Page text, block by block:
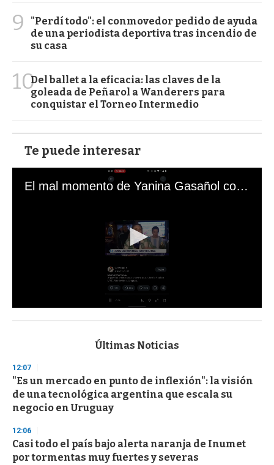
9
"Perdí todo": el conmovedor pedido de ayuda
de una periodista deportiva tras incendio de
su casa
10Del ballet a la eficacia: las claves de la
goleada de Peñarol a Wanderers para
conquistar el Torneo Intermedio
Te puede interesar
El mal momento de Yanina Gasañol con un hincha argentino en "Subrayado"
s
d
s
o
f
3
s
e
c
o
Últimas Noticias
12:07
"Es un mercado en punto de inflexión": la visión
de una tecnológica argentina que escala su
negocio en Uruguay
12:06
Casi todo el país bajo alerta naranja de Inumet
por tormentas muy fuertes y severas